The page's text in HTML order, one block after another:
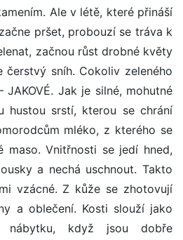
Ale v létě, které přináší
pršet, probouzí se tráva k
začnou růst drobné květy
sníh. Cokoliv zeleného
Jak je silné, mohutné
hustou srstí, kterou se chrání
mléko, z kterého se
Vnitřnosti se jedí hned,
a nechá uschnout. Takto
vzácné. Z kůže se zhotovují
a oblečení. Kosti slouží jako
nábytku, když jsou dobře